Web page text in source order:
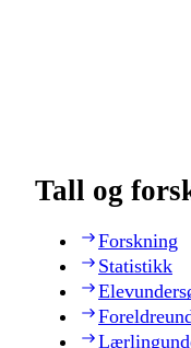
Tall og
Forskning
Statistikk